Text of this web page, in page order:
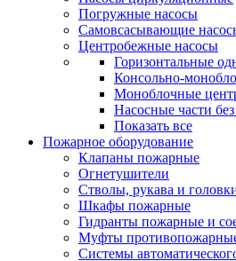
Погружные насосы
Самовсасывающие
Центробежные насосы
Горизонтальные
Консольно-
Моноблочные
Насосные части
Показать все
Пожарное оборудование
Клапаны пожарные
Огнетушители
Стволы, рукава и
Шкафы пожарные
Гидранты пожарные и
Муфты
Системы